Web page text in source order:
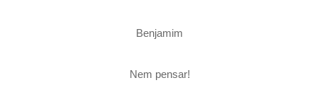
Benjamim
Nem pensar!